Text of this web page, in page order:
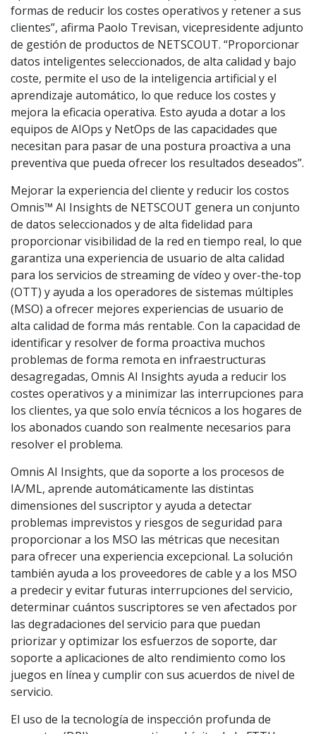
formas de reducir los costes operativos y retener a sus
clientes”, afirma Paolo Trevisan, vicepresidente adjunto
de gestión de productos de NETSCOUT. “Proporcionar
datos inteligentes seleccionados, de alta calidad y bajo
coste, permite el uso de la inteligencia artificial y el
aprendizaje automático, lo que reduce los costes y
mejora la eficacia operativa. Esto ayuda a dotar a los
equipos de AIOps y NetOps de las capacidades que
necesitan para pasar de una postura proactiva a una
preventiva que pueda ofrecer los resultados deseados”.
Mejorar la experiencia del cliente y reducir los costos
Omnis™ AI Insights de NETSCOUT genera un conjunto
de datos seleccionados y de alta fidelidad para
proporcionar visibilidad de la red en tiempo real, lo que
garantiza una experiencia de usuario de alta calidad
para los servicios de streaming de vídeo y over-the-top
(OTT) y ayuda a los operadores de sistemas múltiples
(MSO) a ofrecer mejores experiencias de usuario de
alta calidad de forma más rentable. Con la capacidad de
identificar y resolver de forma proactiva muchos
problemas de forma remota en infraestructuras
desagregadas, Omnis AI Insights ayuda a reducir los
costes operativos y a minimizar las interrupciones para
los clientes, ya que solo envía técnicos a los hogares de
los abonados cuando son realmente necesarios para
resolver el problema.
Omnis AI Insights, que da soporte a los procesos de
IA/ML, aprende automáticamente las distintas
dimensiones del suscriptor y ayuda a detectar
problemas imprevistos y riesgos de seguridad para
proporcionar a los MSO las métricas que necesitan
para ofrecer una experiencia excepcional. La solución
también ayuda a los proveedores de cable y a los MSO
a predecir y evitar futuras interrupciones del servicio,
determinar cuántos suscriptores se ven afectados por
las degradaciones del servicio para que puedan
priorizar y optimizar los esfuerzos de soporte, dar
soporte a aplicaciones de alto rendimiento como los
juegos en línea y cumplir con sus acuerdos de nivel de
servicio.
El uso de la tecnología de inspección profunda de